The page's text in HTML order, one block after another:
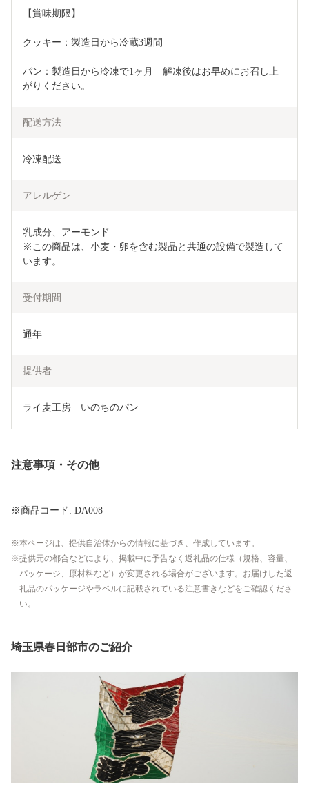
【賞味期限】
クッキー：製造日から冷蔵3週間
パン：製造日から冷凍で1ヶ月　解凍後はお早めにお召し上
がりください。
配送方法
冷凍配送
アレルゲン
乳成分、アーモンド
※この商品は、小麦・卵を含む製品と共通の設備で製造して
受付期間
通年
提供者
ライ麦工房　いのちのパン
注意事項・その他
※商品コード: DA008
本ページは、提供自治体からの情報に基づき、作成しています。
提供元の都合などにより、掲載中に予告なく返礼品の仕様（規格、容量、
パッケージ、原材料など）が変更される場合がございます。お届けした返
礼品のパッケージやラベルに記載されている注意書きなどをご確認くださ
い。
埼玉県春日部市のご紹介